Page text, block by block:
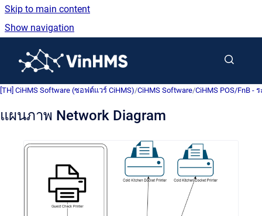
Skip to main content
Show navigation
[TH] CiHMS Software (ซอฟต์แวร์ CiHMS)/CiHMS Software/CiHMS POS/FnB
แผนภาพ Network Diagram